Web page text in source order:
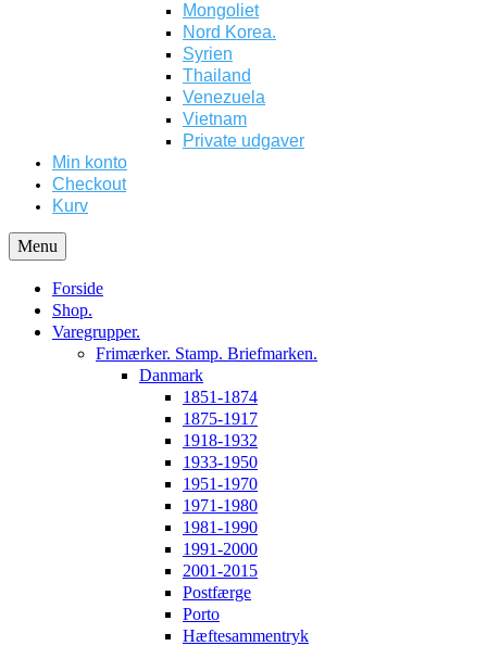
Mongoliet
Nord Korea.
Syrien
Thailand
Venezuela
Vietnam
Private udgaver
Min konto
Checkout
Kurv
Menu
Forside
Shop.
Varegrupper.
Frimærker. Stamp. Briefmarken.
Danmark
1851-1874
1875-1917
1918-1932
1933-1950
1951-1970
1971-1980
1981-1990
1991-2000
2001-2015
Postfærge
Porto
Hæftesammentryk